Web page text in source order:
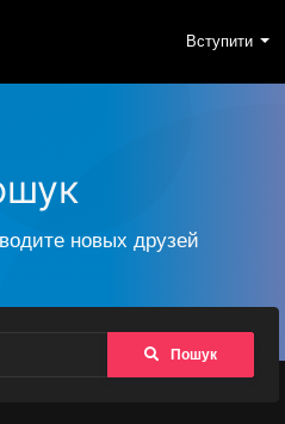
Вступити
новых друзей
Пошук